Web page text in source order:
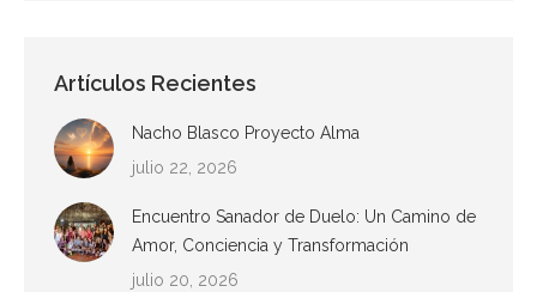
Artículos Recientes
Nacho Blasco Proyecto Alma
julio 22, 2026
Encuentro Sanador de Duelo: Un Camino de
Amor, Conciencia y Transformación
julio 20, 2026